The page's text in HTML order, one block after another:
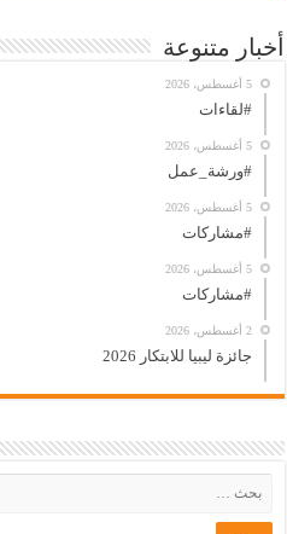
أخبار متنوعة
5 أغسطس، 2026
#لقاءات
5 أغسطس، 2026
#ورشة_عمل
5 أغسطس، 2026
#مشاركات
5 أغسطس، 2026
#مشاركات
2 أغسطس، 2026
جائزة ليبيا للابتكار 2026